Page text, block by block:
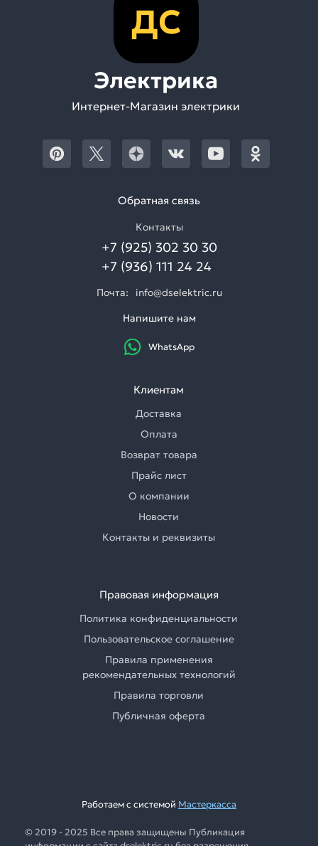
ДС
Электрика
Интернет-Магазин электрики
Обратная связь
Контакты
+7 (925) 302 30 30
+7 (936) 111 24 24
Почта:
info@dselektric.ru
Напишите нам
WhatsApp
Клиентам
Доставка
Оплата
Возврат товара
Прайс лист
О компании
Новости
Контакты и реквизиты
Правовая информация
Политика конфиденциальности
Пользовательское соглашение
Правила применения
рекомендательных технологий
Правила торговли
Публичная оферта
Работаем с системой Мастеркасса
© 2019 - 2025 Все права защищены Публикация